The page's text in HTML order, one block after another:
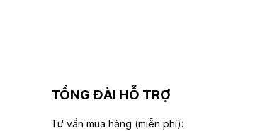
TỔNG ĐÀI HỖ TRỢ
Tư vấn mua hàng (miễn phí):